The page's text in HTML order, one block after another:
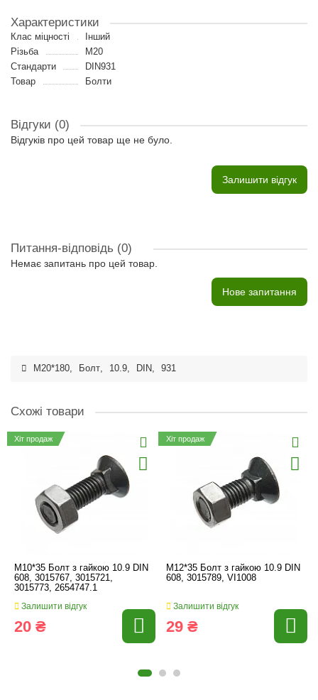
Характеристики
Клас міцності
Інший
Різьба
M20
Стандарти
DIN931
Товар
Болти
Відгуки (0)
Відгуків про цей товар ще не було.
Залишити відгук
Питання-відповідь (0)
Немає запитань про цей товар.
Нове запитання
M20*180, Болт, 10.9, DIN, 931
Схожі товари
Хіт продаж
M10*35 Болт з гайкою 10.9 DIN
608, 3015767, 3015721,
3015773, 2654747.1
Залишити відгук
20 ₴
Хіт продаж
M12*35 Болт з гайкою 10.9 DIN
608, 3015789, VI1008
Залишити відгук
29 ₴